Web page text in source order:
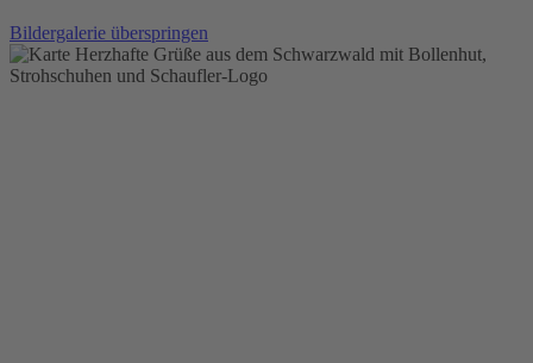
Bildergalerie überspringen